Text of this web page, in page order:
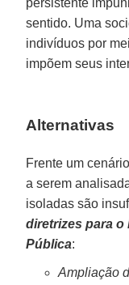
persistente
sentido. Uma
indivíduos por
impõem seus
Alternativas
Frente um
a serem
isoladas são
diretrizes para o
Pública:
Ampliação